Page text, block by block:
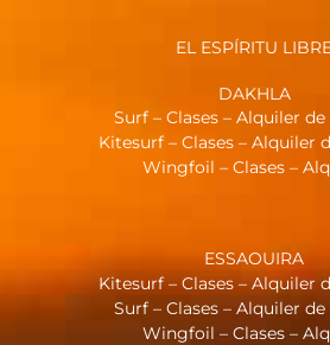
EL ESPÍRITU
DAKHLA
Surf – Clases – Alquiler
Kitesurf – Clases – Alquiler
Wingfoil – Clases –
ESSAOUIRA
Kitesurf – Clases – Alquiler
Surf – Clases – Alquiler
Wingfoil – Clases –